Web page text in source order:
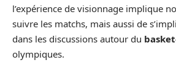
l’expérience de visionnage implique
suivre les matchs, mais aussi de
dans les discussions autour du
olympiques.